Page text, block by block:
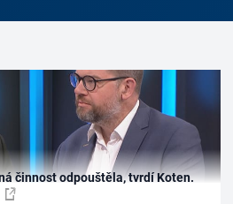
činnost odpouštěla, tvrdí Koten.